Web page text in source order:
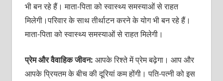
भी बन रहे हैं। माता-पिता को स्वास्थ्य समस्याओं से राहत
मिलेगी।परिवार के साथ तीर्थाटन करने के योग भी बन रहे हैं।
माता-पिता को स्वास्थ्य समस्याओं से राहत मिलेगी।
प्रेम और वैवाहिक जीवन: आपके रिश्ते में प्रेम बढ़ेगा। आप और
आपके प्रियतम के बीच की दूरियां कम होंगी। पति-पत्‍नी को इस